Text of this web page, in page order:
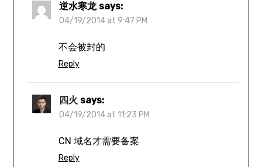
逆水寒龙 says:
04/19/2014 at 9:47 PM
不会被封的
Reply
四火 says:
04/19/2014 at 11:23 PM
CN 域名才需要备案
Reply